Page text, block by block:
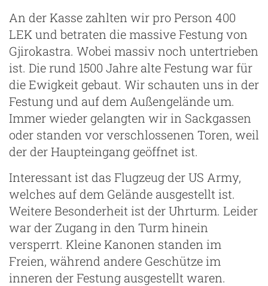
An der Kasse zahlten wir pro Person 400
LEK und betraten die massive Festung von
Gjirokastra. Wobei massiv noch untertrieben
ist. Die rund 1500 Jahre alte Festung war für
die Ewigkeit gebaut. Wir schauten uns in der
Festung und auf dem Außengelände um.
Immer wieder gelangten wir in Sackgassen
oder standen vor verschlossenen Toren, weil
der der Haupteingang geöffnet ist.
Interessant ist das Flugzeug der US Army,
welches auf dem Gelände ausgestellt ist.
Weitere Besonderheit ist der Uhrturm. Leider
war der Zugang in den Turm hinein
versperrt. Kleine Kanonen standen im
Freien, während andere Geschütze im
inneren der Festung ausgestellt waren.